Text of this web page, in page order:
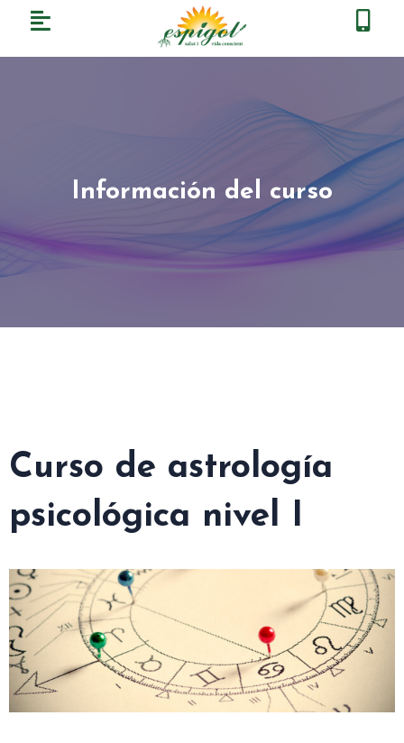
Información del curso
Curso de astrología
psicológica nivel I